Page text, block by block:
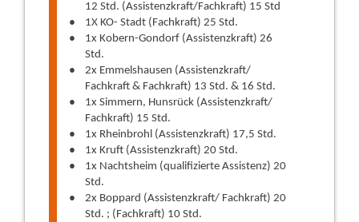
12 Std. (Assistenzkraft/Fachkraft) 15 Std
1X KO- Stadt (Fachkraft) 25 Std.
1x Kobern-Gondorf (Assistenzkraft) 26
Std.
2x Emmelshausen (Assistenzkraft/
Fachkraft & Fachkraft) 13 Std. & 16 Std.
1x Simmern, Hunsrück (Assistenzkraft/
Fachkraft) 15 Std.
1x Rheinbrohl (Assistenzkraft) 17,5 Std.
1x Kruft (Assistenzkraft) 20 Std.
1x Nachtsheim (qualifizierte Assistenz) 20
Std.
2x Boppard (Assistenzkraft/ Fachkraft) 20
Std. ; (Fachkraft) 10 Std.